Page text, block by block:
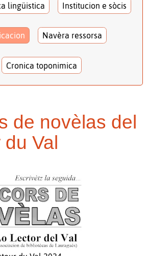
lingüistica Institucion e sòcis
Navèra ressorsa
Cronica toponimica
de novèlas del
Val